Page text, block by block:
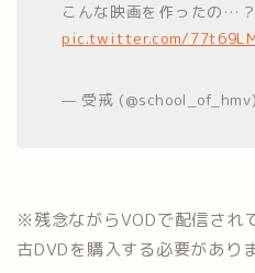
こんな映画を作ったの…？
pic.twitter.com/
— 受戒 (@school_of_hmv)
※残念ながらVODで配信され
古DVDを購入する必要がありま